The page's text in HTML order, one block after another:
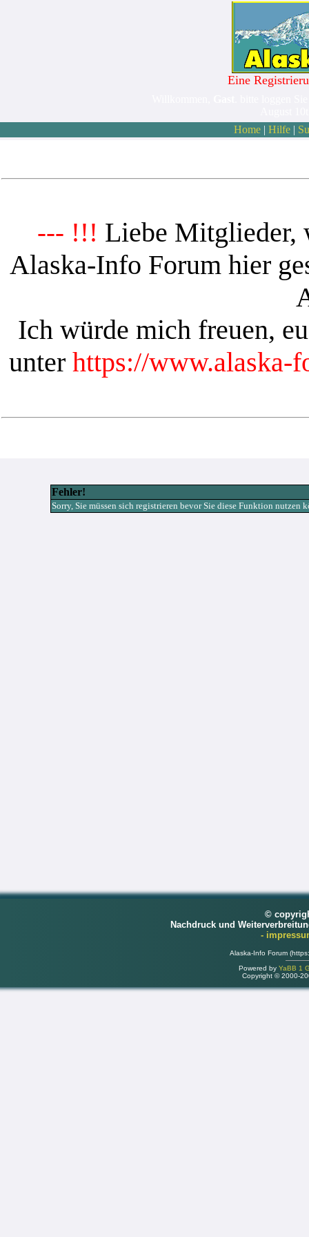
Eine
Home| Hilfe|
--- !!! Liebe Mitglieder,
Alaska-Info Forum hier
Ich würde mich freuen,
unter https://www.alaska-
Fehler!
Sorry, Sie müssen sich registrieren bevor Sie diese Funktion nutzen
©
Nachdruck und
-
Alaska-Info Forum
Powered by YaBB 1
Copyright © 2000-